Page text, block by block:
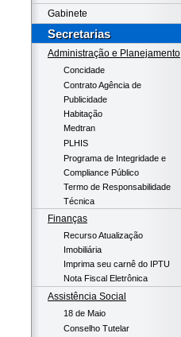
Gabinete
Secretarias
Administração e Planejamento
Concidade
Contrato Agência de
Publicidade
Habitação
Medtran
PLHIS
Programa de Integridade e
Compliance Público
Termo de Responsabilidade
Técnica
Finanças
Recurso Atualização
Imobiliária
Imprima seu carnê do IPTU
Nota Fiscal Eletrônica
Assistência Social
18 de Maio
Conselho Tutelar